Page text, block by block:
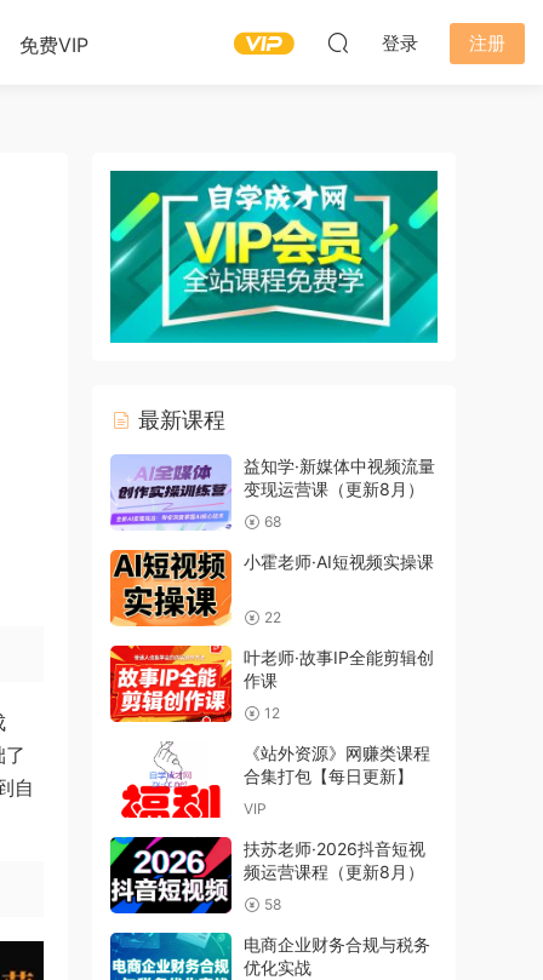
免费VIP 登录 注册
自
最新课程
益知学·新媒体中视频流量
变现运营课（更新8月）
68
小霍老师·AI短视频实操课
22
叶老师·故事IP全能剪辑创
作课
12
《站外资源》网赚类课程
合集打包【每日更新】
VIP
扶苏老师·2026抖音短视
频运营课程（更新8月）
58
电商企业财务合规与税务
优化实战